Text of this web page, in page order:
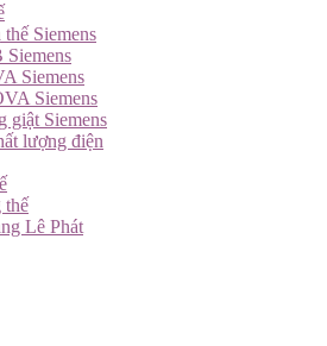
Siemens
Siemens
Siemens
giật Siemens
lượng điện
thế
Lê Phát